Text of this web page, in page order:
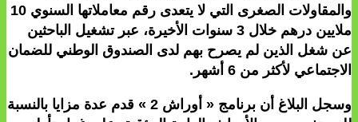
والمقاولات الصغرى التي لا يتعدى رقم معاملاتها السنوي 10
ملايين درهم خلال 3 سنوات الأخيرة، عبر تشغيل الباحثين
عن شغل الذين لم يصرح بهم لدى الصندوق الوطني للضمان
الاجتماعي لأكثر من 6 أشهر.
وسجل البلاغ أن برنامج « أوراش 2 » قدم عدة مزايا بالنسبة